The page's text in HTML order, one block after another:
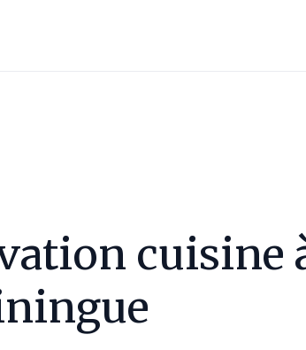
cuisine